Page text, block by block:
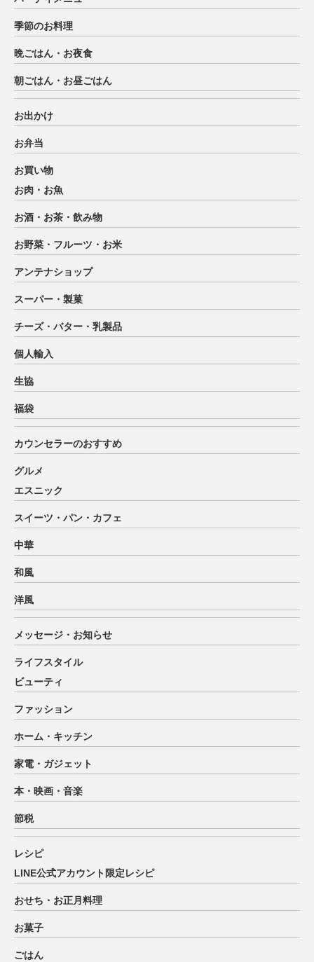
季節のお料理
晩ごはん・お夜食
朝ごはん・お昼ごはん
お出かけ
お弁当
お買い物
お肉・お魚
お酒・お茶・飲み物
お野菜・フルーツ・お米
アンテナショップ
スーパー・製菓
チーズ・バター・乳製品
個人輸入
生協
福袋
カウンセラーのおすすめ
グルメ
エスニック
スイーツ・パン・カフェ
中華
和風
洋風
メッセージ・お知らせ
ライフスタイル
ビューティ
ファッション
ホーム・キッチン
家電・ガジェット
本・映画・音楽
節税
レシピ
LINE公式アカウント限定レシピ
おせち・お正月料理
お菓子
ごはん